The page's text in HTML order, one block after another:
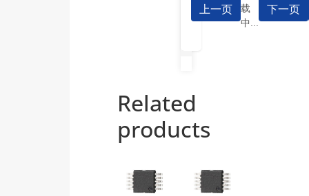
上一页
载
中...
下一页
Related
products